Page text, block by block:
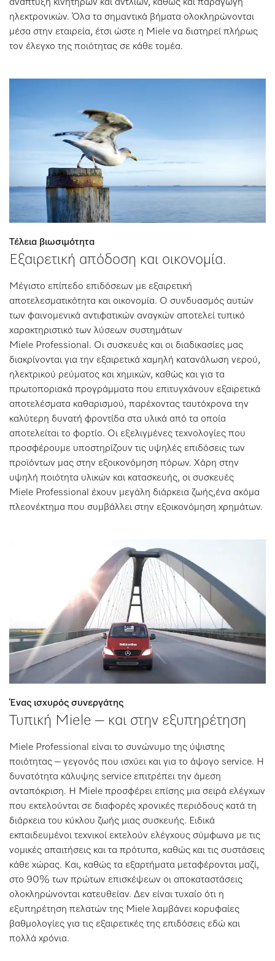
ανάπτυξη κινητήρων και αντλιών, καθώς και παραγωγή
ηλεκτρονικών. Όλα τα σημαντικά βήματα ολοκληρώνονται
μέσα στην εταιρεία, έτσι ώστε η Miele να διατηρεί πλήρως
τον έλεγχο της ποιότητας σε κάθε τομέα.
Τέλεια βιωσιμότητα
Εξαιρετική απόδοση και οικονομία.
Μέγιστο επίπεδο επιδόσεων με εξαιρετική
αποτελεσματικότητα και οικονομία. Ο συνδυασμός αυτών
των φαινομενικά αντιφατικών αναγκών αποτελεί τυπικό
χαρακτηριστικό των λύσεων συστημάτων
Miele Professional. Οι συσκευές και οι διαδικασίες μας
διακρίνονται για την εξαιρετικά χαμηλή κατανάλωση νερού,
ηλεκτρικού ρεύματος και χημικών, καθώς και για τα
πρωτοποριακά προγράμματα που επιτυγχάνουν εξαιρετικά
αποτελέσματα καθαρισμού, παρέχοντας ταυτόχρονα την
καλύτερη δυνατή φροντίδα στα υλικά από τα οποία
αποτελείται το φορτίο. Οι εξελιγμένες τεχνολογίες που
προσφέρουμε υποστηρίζουν τις υψηλές επιδόσεις των
προϊόντων μας στην εξοικονόμηση πόρων. Χάρη στην
υψηλή ποιότητα υλικών και κατασκευής, οι συσκευές
Miele Professional έχουν μεγάλη διάρκεια ζωής,ένα ακόμα
πλεονέκτημα που συμβάλλει στην εξοικονόμηση χρημάτων.
Ένας ισχυρός συνεργάτης
Τυπική Miele – και στην εξυπηρέτηση
Miele Professional είναι το συνώνυμο της ύψιστης
ποιότητας – γεγονός που ισχύει και για το άψογο service. Η
δυνατότητα κάλυψης service επιτρέπει την άμεση
ανταπόκριση. Η Miele προσφέρει επίσης μια σειρά ελέγχων
που εκτελούνται σε διαφορές χρονικές περιόδους κατά τη
διάρκεια του κύκλου ζωής μιας συσκευής. Ειδικά
εκπαιδευμένοι τεχνικοί εκτελούν ελέγχους σύμφωνα με τις
νομικές απαιτήσεις και τα πρότυπα, καθώς και τις συστάσεις
κάθε χώρας. Και, καθώς τα εξαρτήματα μεταφέρονται μαζί,
στο 90% των πρώτων επισκέψεων οι αποκαταστάσεις
ολοκληρώνονται κατευθείαν. Δεν είναι τυχαίο ότι η
εξυπηρέτηση πελατών της Miele λαμβάνει κορυφαίες
βαθμολογίες για τις εξαιρετικές της επιδόσεις εδώ και
πολλά χρόνια.